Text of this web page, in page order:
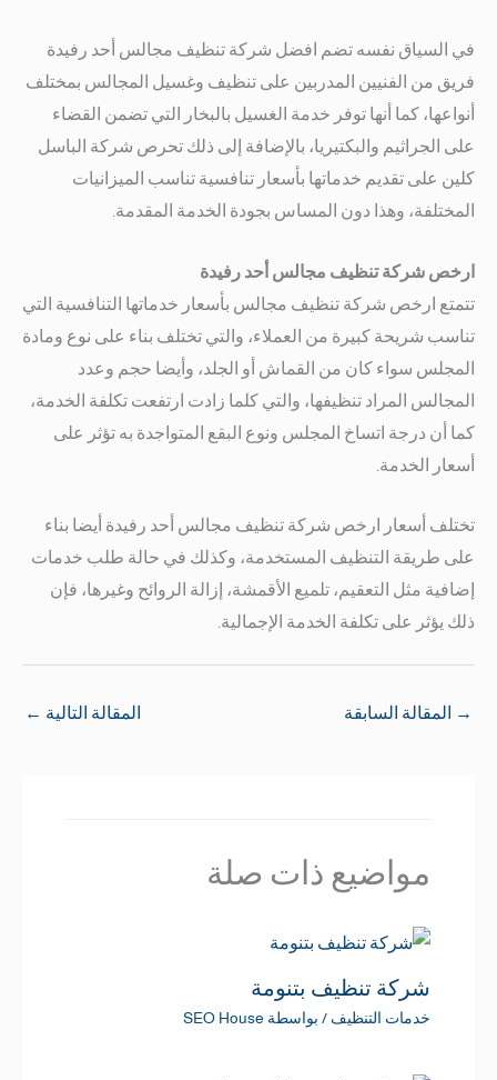
في السياق نفسه تضم افضل شركة تنظيف مجالس أحد رفيدة
فريق من الفنيين المدربين على تنظيف وغسيل المجالس بمختلف
أنواعها، كما أنها توفر خدمة الغسيل بالبخار التي تضمن القضاء
على الجراثيم والبكتيريا، بالإضافة إلى ذلك تحرص شركة الباسل
كلين على تقديم خدماتها بأسعار تنافسية تناسب الميزانيات
المختلفة، وهذا دون المساس بجودة الخدمة المقدمة.
ارخص شركة تنظيف مجالس أحد رفيدة
تتمتع ارخص شركة تنظيف مجالس بأسعار خدماتها التنافسية التي
تناسب شريحة كبيرة من العملاء، والتي تختلف بناء على نوع ومادة
المجلس سواء كان من القماش أو الجلد، وأيضا حجم وعدد
المجالس المراد تنظيفها، والتي كلما زادت ارتفعت تكلفة الخدمة،
كما أن درجة اتساخ المجلس ونوع البقع المتواجدة به تؤثر على
أسعار الخدمة.
تختلف أسعار ارخص شركة تنظيف مجالس أحد رفيدة أيضا بناء
على طريقة التنظيف المستخدمة، وكذلك في حالة طلب خدمات
إضافية مثل التعقيم، تلميع الأقمشة، إزالة الروائح وغيرها، فإن
ذلك يؤثر على تكلفة الخدمة الإجمالية.
→ المقالة السابقة المقالة التالية ←
مواضيع ذات صلة
شركة تنظيف بتنومة
خدمات التنظيف/ بواسطة SEO House